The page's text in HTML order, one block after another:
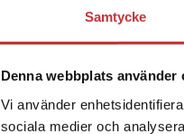
Samtycke
Denna webbplats använder
Vi använder
sociala medier och